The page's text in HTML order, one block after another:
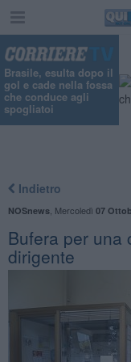
Brasile, esulta dopo il
gol e cade nella fossa
che conduce agli
spogliatoi
Indietro
NOSnews, Mercoledì 07
Bufera per una
dirigente